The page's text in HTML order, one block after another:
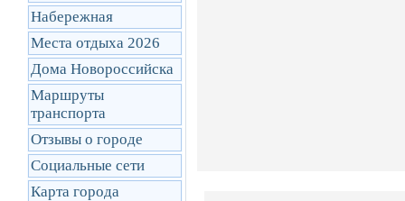
Набережная
Места отдыха 2026
Дома Новороссийска
Маршруты
транcпорта
Отзывы о городе
Социальные сети
Карта города